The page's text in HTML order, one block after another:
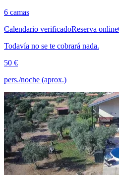
6 camas
Calendario verificadoReserva online
Todavía no se te cobrará nada.
50 €
pers./noche (aprox.)